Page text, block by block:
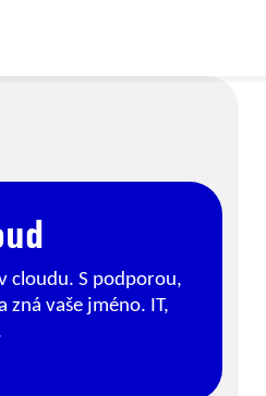
cloudu. S podporou,
zná vaše jméno. IT,